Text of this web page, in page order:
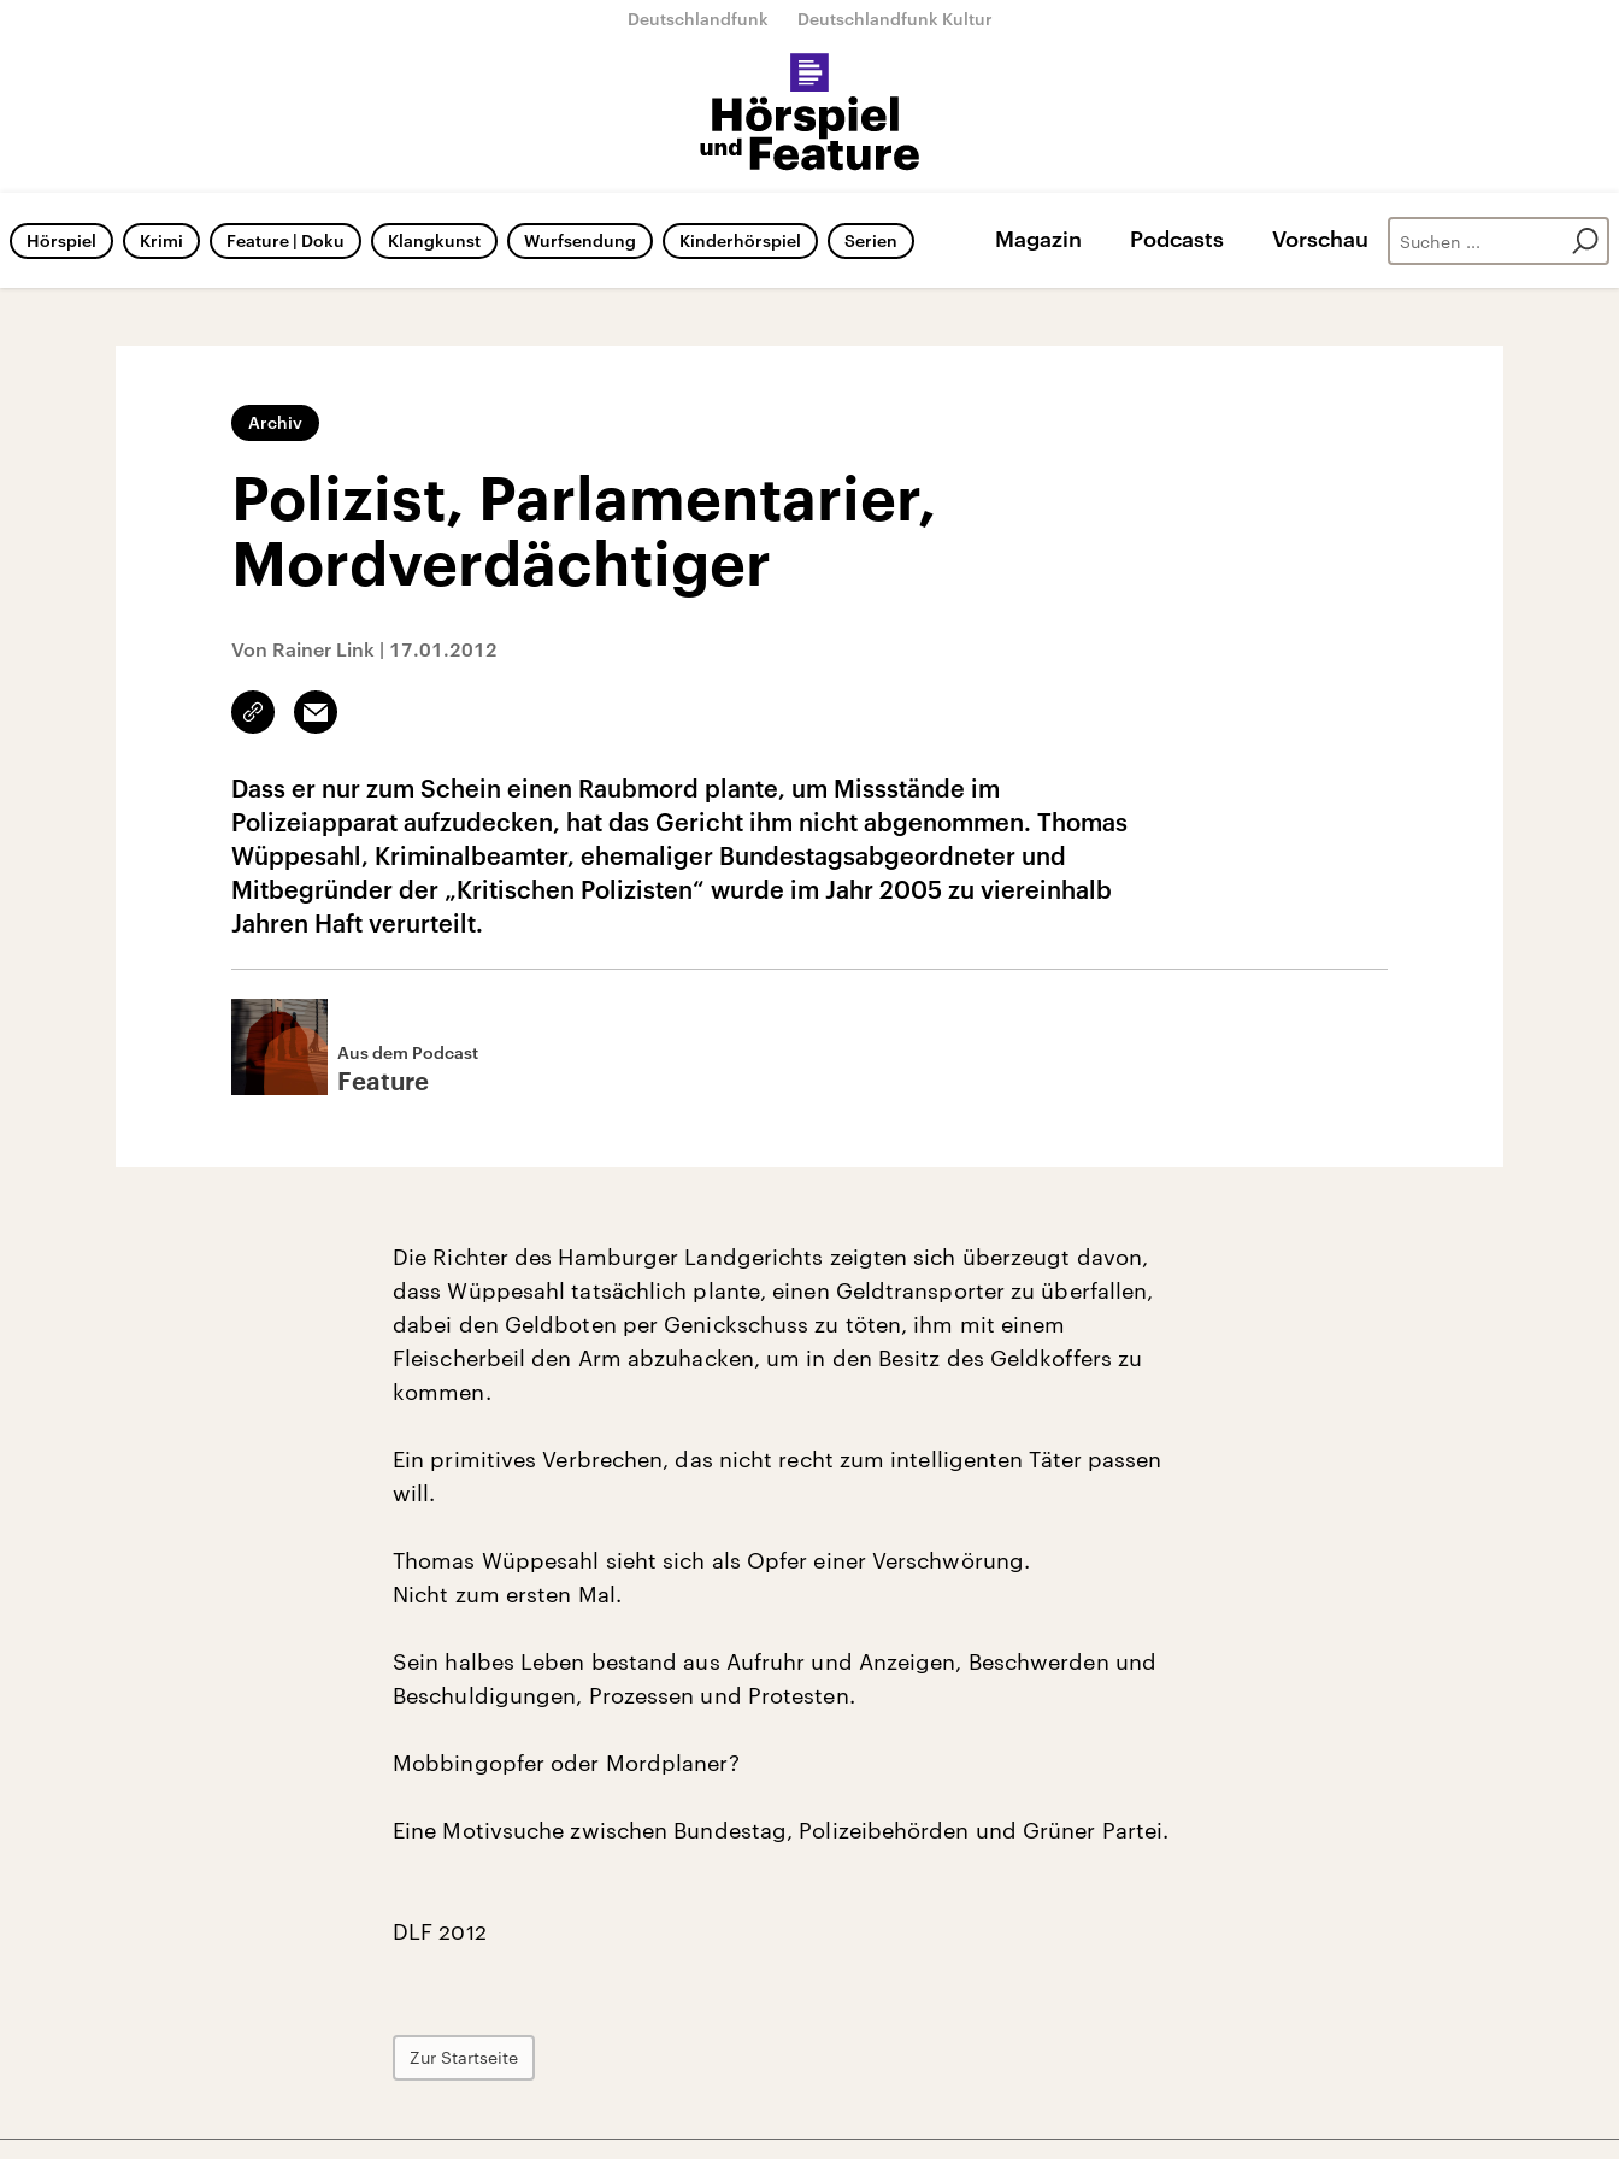
Deutschlandfunk Deutschlandfunk Kultur
Hörspiel Krimi Feature | Doku Klangkunst Wurfsendung Kinderhörspiel Serien Magazin Podcasts Vorschau
Archiv
Polizist, Parlamentarier,
Mordverdächtiger
Von Rainer Link | 17.01.2012
Link
kopieren/teilen
Email
Dass er nur zum Schein einen Raubmord plante, um Missstände im
Polizeiapparat aufzudecken, hat das Gericht ihm nicht abgenommen. Thomas
Wüppesahl, Kriminalbeamter, ehemaliger Bundestagsabgeordneter und
Mitbegründer der „Kritischen Polizisten“ wurde im Jahr 2005 zu viereinhalb
Jahren Haft verurteilt.
Aus dem Podcast
Feature
Die Richter des Hamburger Landgerichts zeigten sich überzeugt davon,
dass Wüppesahl tatsächlich plante, einen Geldtransporter zu überfallen,
dabei den Geldboten per Genickschuss zu töten, ihm mit einem
Fleischerbeil den Arm abzuhacken, um in den Besitz des Geldkoffers zu
kommen.
Ein primitives Verbrechen, das nicht recht zum intelligenten Täter passen
will.
Thomas Wüppesahl sieht sich als Opfer einer Verschwörung.
Nicht zum ersten Mal.
Sein halbes Leben bestand aus Aufruhr und Anzeigen, Beschwerden und
Beschuldigungen, Prozessen und Protesten.
Mobbingopfer oder Mordplaner?
Eine Motivsuche zwischen Bundestag, Polizeibehörden und Grüner Partei.
DLF 2012
Zur Startseite